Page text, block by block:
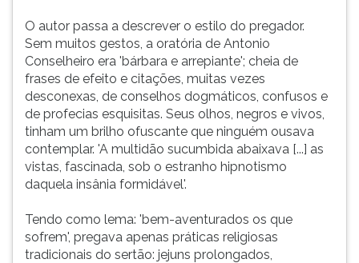
O autor passa a descrever o estilo do pregador.
Sem muitos gestos, a oratória de Antonio
Conselheiro era 'bárbara e arrepiante'; cheia de
frases de efeito e citações, muitas vezes
desconexas, de conselhos dogmáticos, confusos e
de profecias esquisitas. Seus olhos, negros e vivos,
tinham um brilho ofuscante que ninguém ousava
contemplar. 'A multidão sucumbida abaixava [...] as
vistas, fascinada, sob o estranho hipnotismo
daquela insânia formidável'.
Tendo como lema: 'bem-aventurados os que
sofrem', pregava apenas práticas religiosas
tradicionais do sertão: jejuns prolongados,